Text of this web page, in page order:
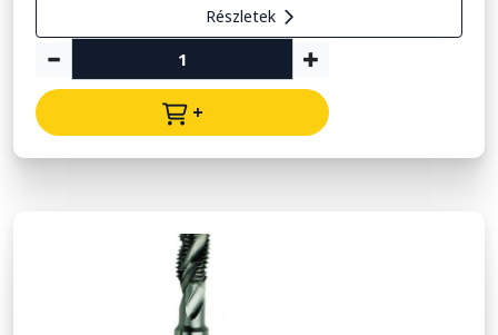
Részletek
+